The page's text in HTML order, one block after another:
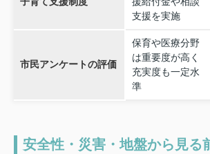
支援を実施
市民アンケートの評価
保育や医療分野
は重要度が高く
充実度も一定水
準
安全性・災害・地盤から見る